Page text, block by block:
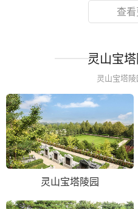
查
灵山宝
灵山宝塔
灵山宝塔陵园